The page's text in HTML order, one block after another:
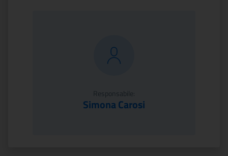
Responsabile:
Simona Carosi